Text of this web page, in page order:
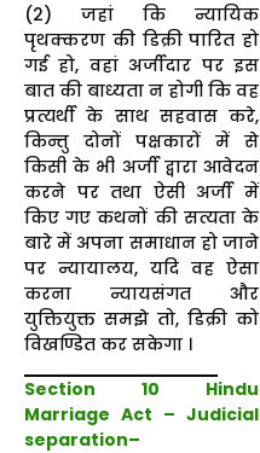
(2) जहां कि न्यायिक
पृथक्करण की डिक्री पारित हो
गई हो, वहां अर्जीदार पर इस
बात की बाध्यता न होगी कि वह
प्रत्यर्थी के साथ सहवास करे,
किन्तु दोनों पक्षकारों में से
किसी के भी अर्जी द्वारा आवेदन
करने पर तथा ऐसी अर्जी में
किए गए कथनों की सत्यता के
बारे में अपना समाधान हो जाने
पर न्यायालय, यदि वह ऐसा
करना न्यायसंगत और
युक्तियुक्त समझे तो, डिक्री को
विखण्डित कर सकेगा ।
Section 10 Hindu
Marriage Act – Judicial
separation–